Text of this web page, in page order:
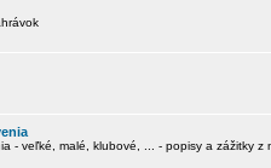
- veľké, malé, klubové, ... - popisy a zážitky z